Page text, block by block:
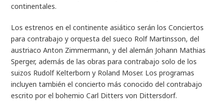
continentales.
Los estrenos en el continente asiático serán los Conciertos
para contrabajo y orquesta del sueco Rolf Martinsson, del
austriaco Anton Zimmermann, y del alemán Johann Mathias
Sperger, además de las obras para contrabajo solo de los
suizos Rudolf Kelterborn y Roland Moser. Los programas
incluyen también el concierto más conocido del contrabajo
escrito por el bohemio Carl Ditters von Dittersdorf.